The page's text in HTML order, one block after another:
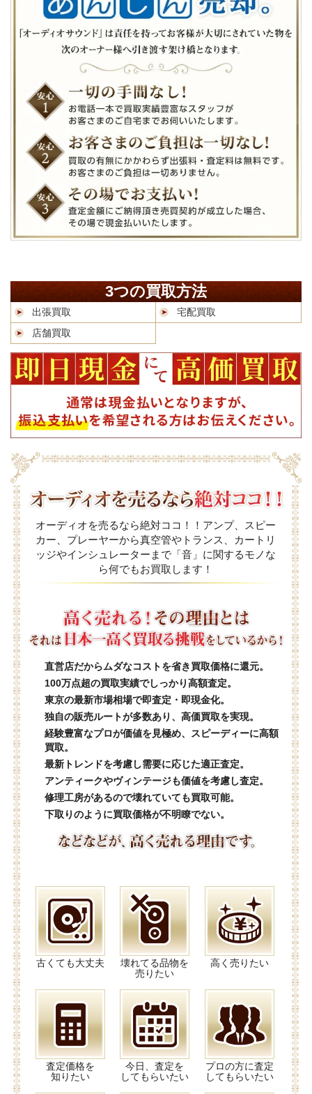
3つの買取方法
出張買取
宅配買取
店舗買取
オーディオを売るなら絶対ココ！！アンプ、スピー
カー、プレーヤーから真空管やトランス、カートリ
ッジやインシュレーターまで「音」に関するモノな
ら何でもお買取します！
直営店だからムダなコストを省き買取価格に還元。
100万点超の買取実績でしっかり高額査定。
東京の最新市場相場で即査定・即現金化。
独自の販売ルートが多数あり、高価買取を実現。
経験豊富なプロが価値を見極め、スピーディーに高額
買取。
最新トレンドを考慮し需要に応じた適正査定。
アンティークやヴィンテージも価値を考慮し査定。
修理工房があるので壊れていても買取可能。
下取りのように買取価格が不明瞭でない。
古くても大丈夫
壊れてる品物を
売りたい
高く売りたい
査定価格を
知りたい
今日、査定を
してもらいたい
プロの方に査定
してもらいたい